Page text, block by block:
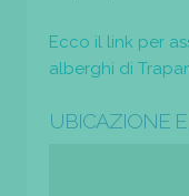
Ecco il link per
alberghi di
UBICAZIONE